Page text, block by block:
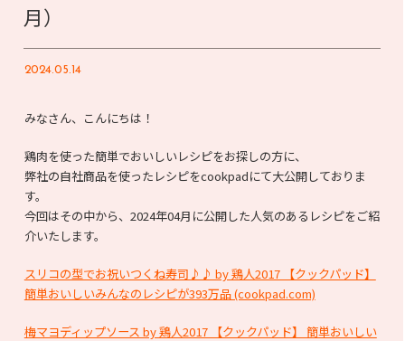
月）
2024.05.14
みなさん、こんにちは！
鶏肉を使った簡単でおいしいレシピをお探しの方に、
弊社の自社商品を使ったレシピをcookpadにて大公開しておりま
す。
今回はその中から、2024年04月に公開した人気のあるレシピをご紹
介いたします。
スリコの型でお祝いつくね寿司♪♪ by 鶏人2017 【クックパッド】
簡単おいしいみんなのレシピが393万品 (cookpad.com)
梅マヨディップソース by 鶏人2017 【クックパッド】 簡単おいしい